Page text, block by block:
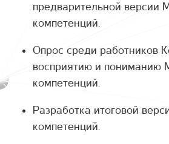
предварительной версии
компетенций.
Опрос среди работников
восприятию и пониманию
компетенций.
Разработка итоговой
компетенций.